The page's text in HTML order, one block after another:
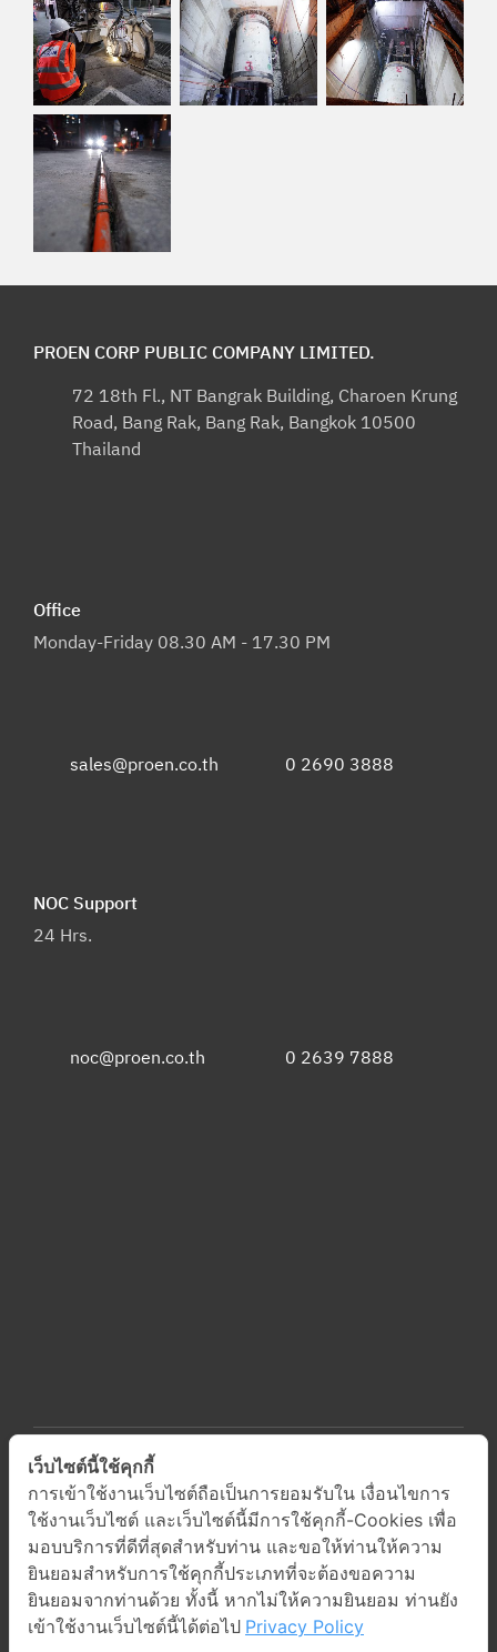
PROEN CORP PUBLIC COMPANY LIMITED.
72 18th Fl., NT Bangrak Building, Charoen Krung
Road, Bang Rak, Bang Rak, Bangkok 10500
Thailand
Office
Monday-Friday 08.30 AM - 17.30 PM
sales@proen.co.th 0 2690 3888
NOC Support
24 Hrs.
noc@proen.co.th 0 2639 7888
เว็บไซต์นี้ใช้คุกกี้
การเข้าใช้งานเว็บไซต์ถือเป็นการยอมรับใน เงื่อนไขการ
ใช้งานเว็บไซต์ และเว็บไซต์นี้มีการใช้คุกกี้-Cookies เพื่อ
มอบบริการที่ดีที่สุดสำหรับท่าน และขอให้ท่านให้ความ
ยินยอมสำหรับการใช้คุกกี้ประเภทที่จะต้องขอความ
ยินยอมจากท่านด้วย ทั้งนี้ หากไม่ให้ความยินยอม ท่านยัง
เข้าใช้งานเว็บไซต์นี้ได้ต่อไป Privacy Policy